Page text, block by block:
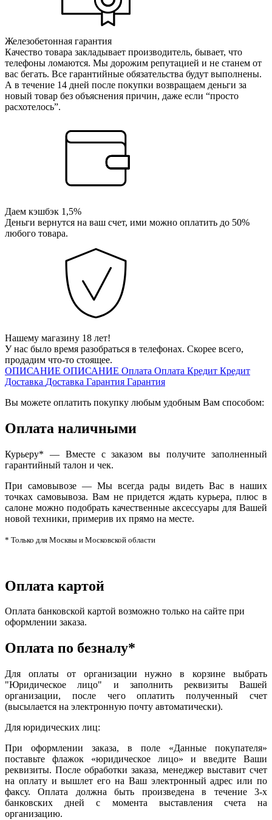
Железобетонная гарантия
Качество товара закладывает производитель, бывает, что
телефоны ломаются. Мы дорожим репутацией и не станем от
вас бегать. Все гарантийные обязательства будут выполнены.
А в течение 14 дней после покупки возвращаем деньги за
новый товар без объяснения причин, даже если “просто
расхотелось”.
Даем кэшбэк 1,5%
Деньги вернутся на ваш счет, ими можно оплатить до 50%
любого товара.
Нашему магазину 18 лет!
У нас было время разобраться в телефонах. Скорее всего,
продадим что-то стоящее.
ОПИСАНИЕ ОПИСАНИЕ Оплата Оплата Кредит Кредит
Доставка Доставка Гарантия Гарантия
Вы можете оплатить покупку любым удобным Вам способом:
Оплата наличными
Курьеру* — Вместе с заказом вы получите заполненный
гарантийный талон и чек.
При самовывозе — Мы всегда рады видеть Вас в наших
точках самовывоза. Вам не придется ждать курьера, плюс в
салоне можно подобрать качественные аксессуары для Вашей
новой техники, примерив их прямо на месте.
* Только для Москвы и Московской области
Оплата картой
Оплата банковской картой возможно только на сайте при
оформлении заказа.
Оплата по безналу*
Для оплаты от организации нужно в корзине выбрать
"Юридическое лицо" и заполнить реквизиты Вашей
организации, после чего оплатить полученный счет
(высылается на электронную почту автоматически).
Для юридических лиц:
При оформлении заказа, в поле «Данные покупателя»
поставьте флажок «юридическое лицо» и введите Ваши
реквизиты. После обработки заказа, менеджер выставит счет
на оплату и вышлет его на Ваш электронный адрес или по
факсу. Оплата должна быть произведена в течение 3-х
банковских дней с момента выставления счета на
организацию.